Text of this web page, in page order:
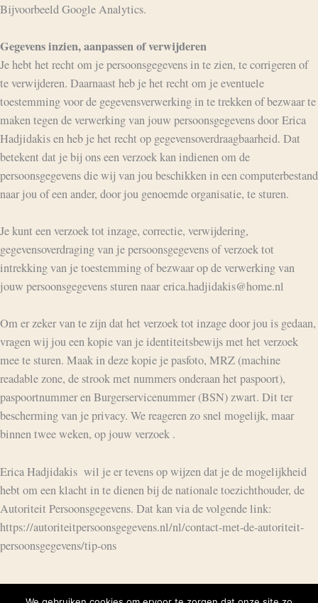
Bijvoorbeeld Google Analytics.
Gegevens inzien, aanpassen of verwijderen
Je hebt het recht om je persoonsgegevens in te zien, te corrigeren of
te verwijderen. Daarnaast heb je het recht om je eventuele
toestemming voor de gegevensverwerking in te trekken of bezwaar te
maken tegen de verwerking van jouw persoonsgegevens door Erica
Hadjidakis en heb je het recht op gegevensoverdraagbaarheid. Dat
betekent dat je bij ons een verzoek kan indienen om de
persoonsgegevens die wij van jou beschikken in een computerbestand
naar jou of een ander, door jou genoemde organisatie, te sturen.
Je kunt een verzoek tot inzage, correctie, verwijdering,
gegevensoverdraging van je persoonsgegevens of verzoek tot
intrekking van je toestemming of bezwaar op de verwerking van
jouw persoonsgegevens sturen naar erica.hadjidakis@home.nl
Om er zeker van te zijn dat het verzoek tot inzage door jou is gedaan,
vragen wij jou een kopie van je identiteitsbewijs met het verzoek
mee te sturen. Maak in deze kopie je pasfoto, MRZ (machine
readable zone, de strook met nummers onderaan het paspoort),
paspoortnummer en Burgerservicenummer (BSN) zwart. Dit ter
bescherming van je privacy. We reageren zo snel mogelijk, maar
binnen twee weken, op jouw verzoek .
Erica Hadjidakis wil je er tevens op wijzen dat je de mogelijkheid
hebt om een klacht in te dienen bij de nationale toezichthouder, de
Autoriteit Persoonsgegevens. Dat kan via de volgende link:
https://autoriteitpersoonsgegevens.nl/nl/contact-met-de-autoriteit-
persoonsgegevens/tip-ons